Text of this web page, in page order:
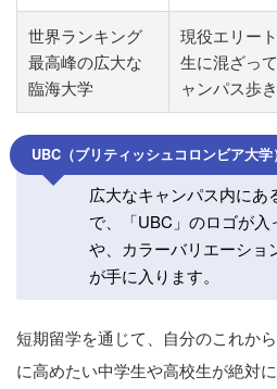
世界ランキング
最高峰の広大な
臨海大学
現役エリー
生に混ざっ
ャンパス歩き
UBC（ブリティッシュコロンビア大
広大なキャンパス内にあ
で、「UBC」のロゴが
や、カラーバリエーショ
が手に入ります。
短期留学を通じて、自分のこれか
に高めたい中学生や高校生が絶対